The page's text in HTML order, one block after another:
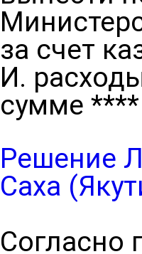
за счет
И.
сумме ****
Решение
Саха
Согласно